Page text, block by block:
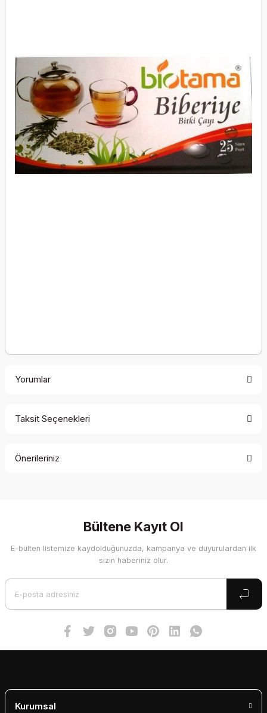
Yorumlar
Taksit Seçenekleri
Önerileriniz
Görüş ve önerileriniz için teşekkür ederiz.
Ürün resmi kalitesiz, bozuk veya görüntülenemiyor.
Bültene Kayıt Ol
E-bülten listemize kaydolduğunuzda, kampanya ve duyurulardan ilk
sizin haberiniz olur.
Kurumsal